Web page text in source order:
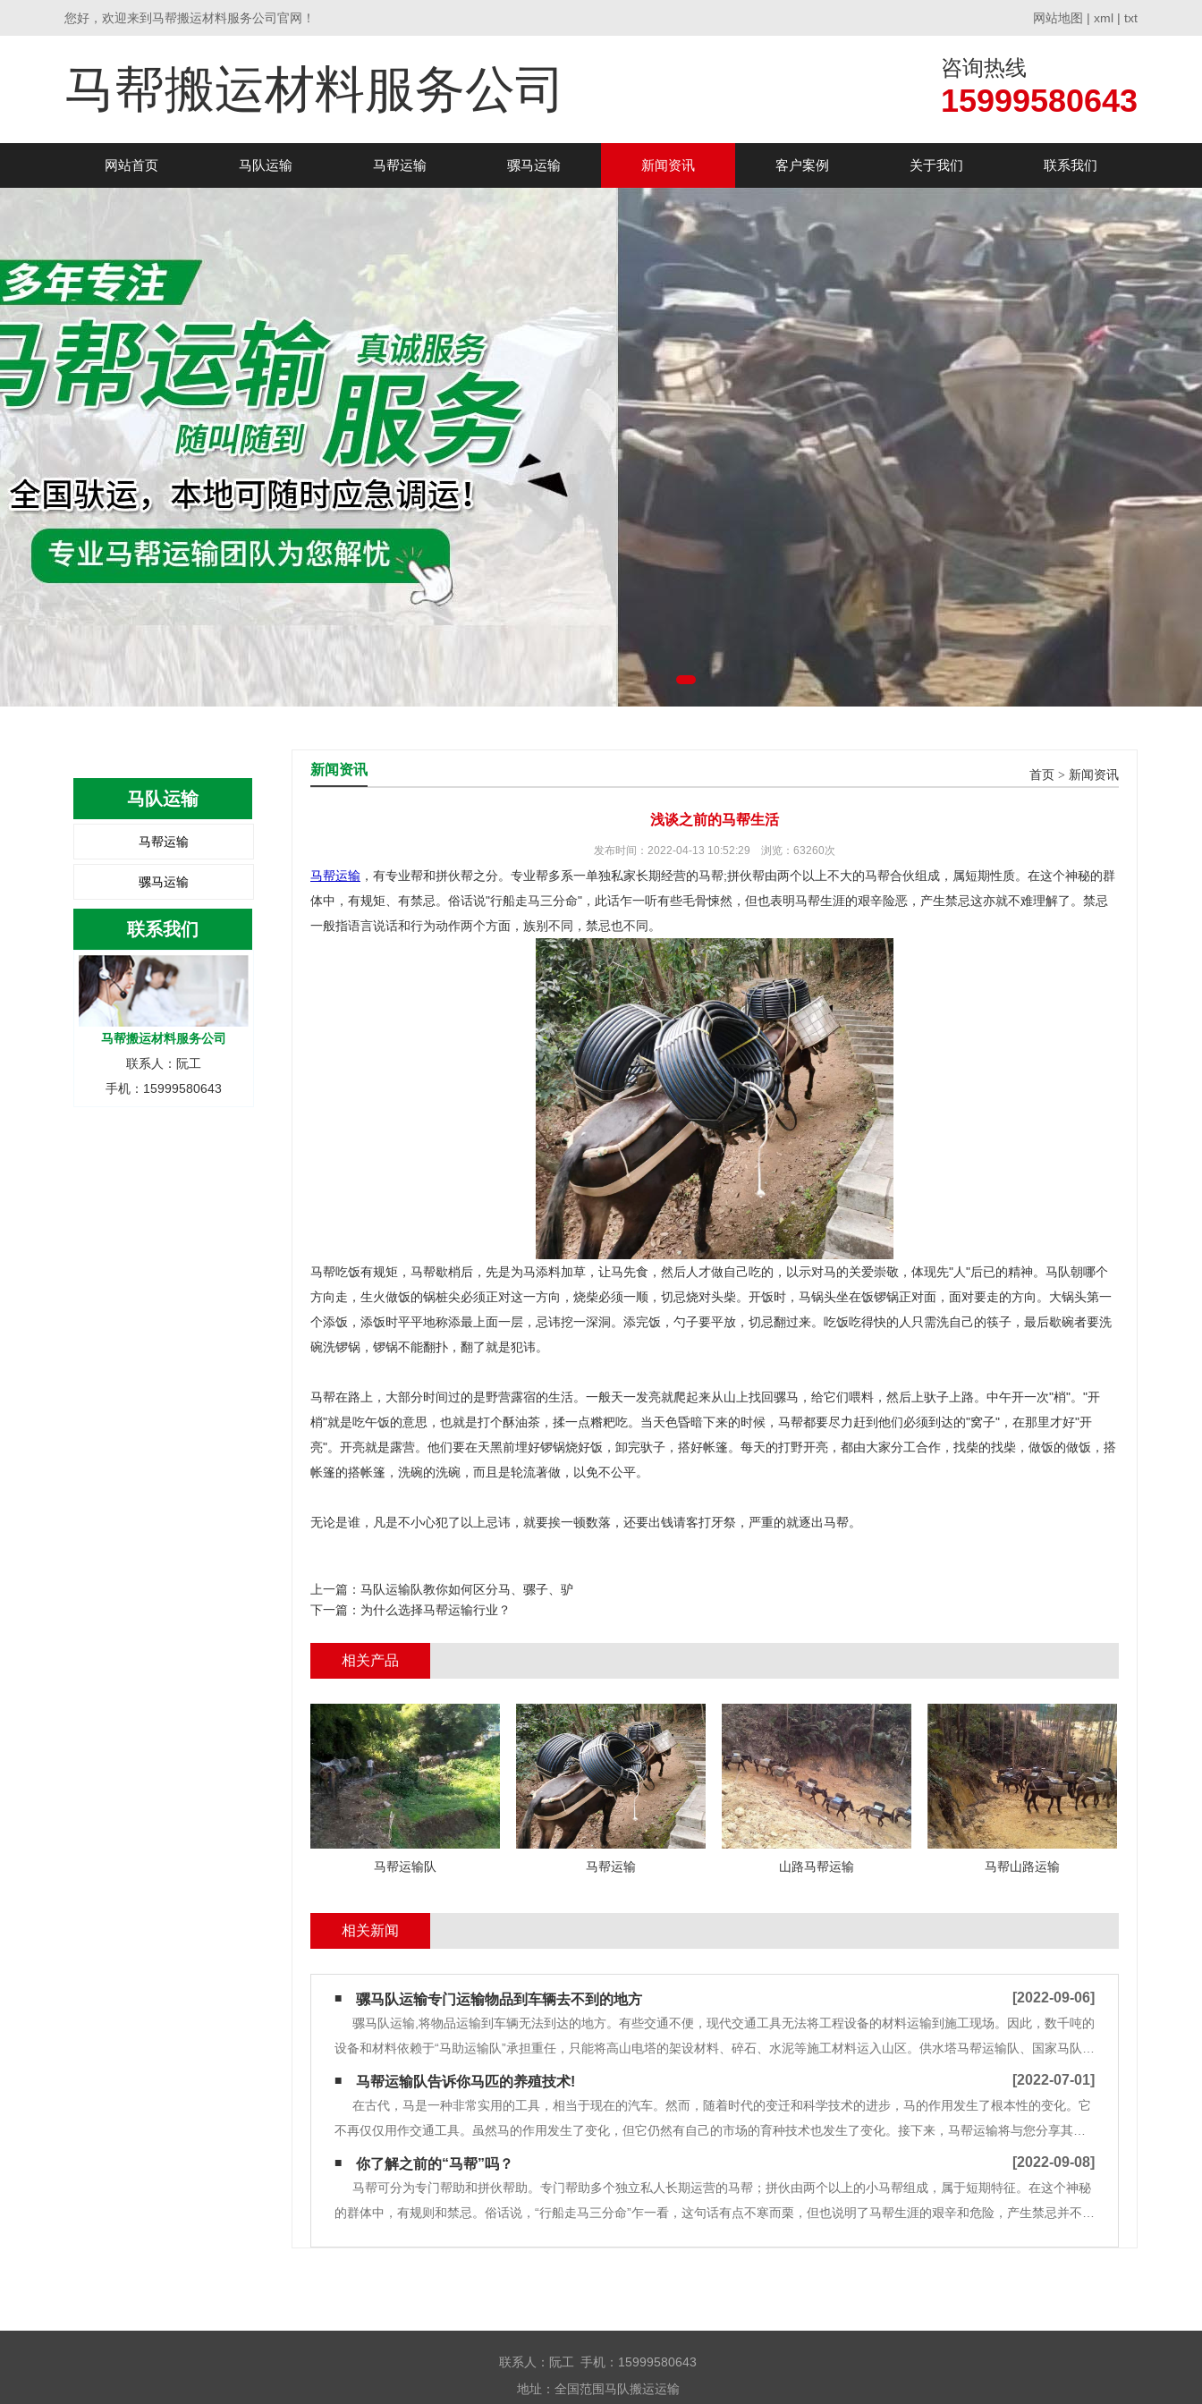
您好，欢迎来到马帮搬运材料服务公司官网！ 网站地图 | xml | txt
马帮搬运材料服务公司 咨询热线
15999580643
网站首页 马队运输 马帮运输 骡马运输 新闻资讯 客户案例 关于我们 联系我们
马队运输
马帮运输
骡马运输
联系我们
马帮搬运材料服务公司
联系人：阮工
手机：15999580643
新闻资讯 首页 > 新闻资讯
浅谈之前的马帮生活
发布时间：2022-04-13 10:52:29 浏览：63260次
马帮运输 ，有专业帮和拼伙帮之分。专业帮多系一单独私家长期经营的马帮;拼伙帮由两个以上不大的马帮合伙组成，属短期性质。在这个神秘的群
体中，有规矩、有禁忌。俗话说"行船走马三分命"，此话乍一听有些毛骨悚然，但也表明马帮生涯的艰辛险恶，产生禁忌这亦就不难理解了。禁忌
一般指语言说话和行为动作两个方面，族别不同，禁忌也不同。
马帮吃饭有规矩，马帮歇梢后，先是为马添料加草，让马先食，然后人才做自己吃的，以示对马的关爱崇敬，体现先"人"后已的精神。马队朝哪个
方向走，生火做饭的锅桩尖必须正对这一方向，烧柴必须一顺，切忌烧对头柴。开饭时，马锅头坐在饭锣锅正对面，面对要走的方向。大锅头第一
个添饭，添饭时平平地称添最上面一层，忌讳挖一深洞。添完饭，勺子要平放，切忌翻过来。吃饭吃得快的人只需洗自己的筷子，最后歇碗者要洗
碗洗锣锅，锣锅不能翻扑，翻了就是犯讳。
马帮在路上，大部分时间过的是野营露宿的生活。一般天一发亮就爬起来从山上找回骡马，给它们喂料，然后上驮子上路。中午开一次"梢"。"开
梢"就是吃午饭的意思，也就是打个酥油茶，揉一点糌粑吃。当天色昏暗下来的时候，马帮都要尽力赶到他们必须到达的"窝子"，在那里才好"开
亮"。开亮就是露营。他们要在天黑前埋好锣锅烧好饭，卸完驮子，搭好帐篷。每天的打野开亮，都由大家分工合作，找柴的找柴，做饭的做饭，搭
帐篷的搭帐篷，洗碗的洗碗，而且是轮流著做，以免不公平。
无论是谁，凡是不小心犯了以上忌讳，就要挨一顿数落，还要出钱请客打牙祭，严重的就逐出马帮。
上一篇： 马队运输队教你如何区分马、骡子、驴
下一篇： 为什么选择马帮运输行业？
相关产品
马帮运输队 马帮运输 山路马帮运输 马帮山路运输
相关新闻
骡马队运输专门运输物品到车辆去不到的地方 [2022-09-06]
骡马队运输,将物品运输到车辆无法到达的地方。有些交通不便，现代交通工具无法将工程设备的材料运输到施工现场。因此，数千吨的
设备和材料依赖于“马助运输队”承担重任，只能将高山电塔的架设材料、碎石、水泥等施工材料运入山区。供水塔马帮运输队、国家马队运
输劳务有限公司从事马队运输队、马帮运输队、山路运输、短途运输、自驾货物运输，可随时在当地紧急运输。企业成立以来，一直以“诚
实就是生命，顾客就是帝”经过市场的
马帮运输队告诉你马匹的养殖技术! [2022-07-01]
在古代，马是一种非常实用的工具，相当于现在的汽车。然而，随着时代的变迁和科学技术的进步，马的作用发生了根本性的变化。它
不再仅仅用作交通工具。虽然马的作用发生了变化，但它仍然有自己的市场的育种技术也发生了变化。接下来，马帮运输将与您分享其育
种技术。养马首先要选择合适的场地，然后再建马厩。因为马的繁殖比较细致，不能太粗心，一般需要单独繁殖。马厩的地面不仅需要平
整，还需要防滑。选择水泥进行场地地面施工是
你了解之前的“马帮”吗？ [2022-09-08]
马帮可分为专门帮助和拼伙帮助。专门帮助多个独立私人长期运营的马帮；拼伙由两个以上的小马帮组成，属于短期特征。在这个神秘
的群体中，有规则和禁忌。俗话说，“行船走马三分命”乍一看，这句话有点不寒而栗，但也说明了马帮生涯的艰辛和危险，产生禁忌并不难
联系人：阮工 手机：15999580643
地址：全国范围马队搬运运输